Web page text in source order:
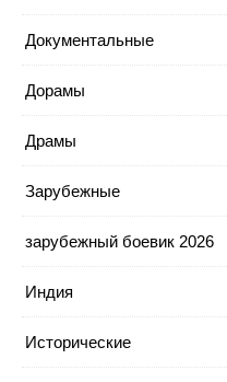
Документальные
Дорамы
Драмы
Зарубежные
зарубежный боевик 2026
Индия
Исторические